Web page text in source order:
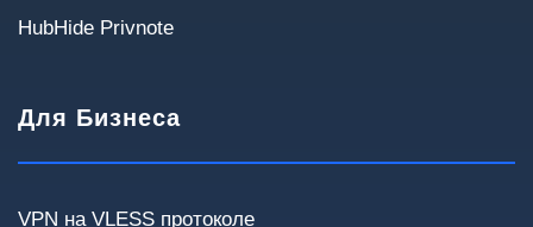
HubHide Privnote
Для Бизнеса
VPN на VLESS протоколе